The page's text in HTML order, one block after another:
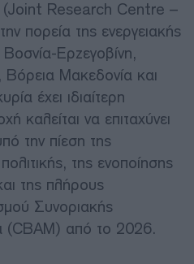
(Joint Research Centre –
πορεία της ενεργειακής
Ερζεγοβίνη,
Μακεδονία και
έχει ιδιαίτερη
καλείται να επιταχύνει
την πίεση της
της ενοποίησης
της πλήρους
Συνοριακής
από το 2026.